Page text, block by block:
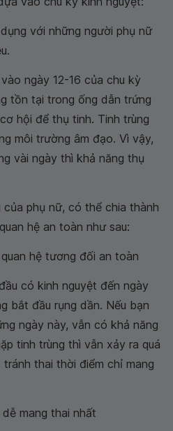
với những người phụ nữ
ngày 12-16 của chu kỳ
tồn tại trong ống dẫn trứng
hội để thụ tinh. Tinh trùng
môi trường âm đạo. Vì vậy,
vài ngày thì khả năng thụ
phụ nữ, có thể chia thành
hệ an toàn như sau:
hệ tương đối an toàn
có kinh nguyệt đến ngày
bắt đầu rụng dần. Nếu bạn
ngày này, vẫn có khả năng
tinh trùng thì vẫn xảy ra quá
thai thời điểm chỉ mang
mang thai nhất